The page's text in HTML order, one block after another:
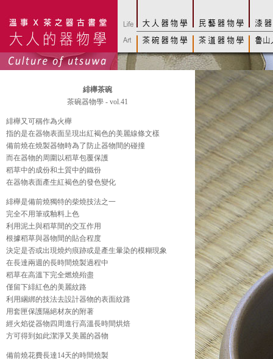
緋櫸茶碗
茶碗器物學 - vol.41
緋櫸又可稱作為火櫸
指的是在器物表面呈現出紅褐色的美麗線條文樣
備前燒在燒製器物時為了防止器物間的碰撞
而在器物的周圍以稻草包覆保護
稻草中的成份和土質中的鐵份
在器物表面產生紅褐色的發色變化
緋櫸是備前燒獨特的柴燒技法之一
完全不用筆或釉料上色
利用泥土與稻草間的交互作用
根據稻草與器物間的貼合程度
決定是否或出現燒灼痕跡或是產生暈染的模糊現象
在長達兩週的長時間燒製過程中
稻草在高溫下完全燃燒殆盡
僅留下緋紅色的美麗紋路
利用綑綁的技法去設計器物的表面紋路
用套匣保護隔絕材灰的附著
經火焰從器物四周進行高溫長時間烘焙
方可得到如此潔淨又美麗的器物
備前燒花費長達14天的時間燒製